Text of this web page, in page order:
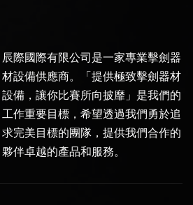
辰際國際有限公司是一家專業擊劍器
材設備供應商。「提供極致擊劍器材
設備，讓你比賽所向披靡」是我們的
工作重要目標，希望透過我們勇於追
求完美目標的團隊，提供我們合作的
夥伴卓越的產品和服務。